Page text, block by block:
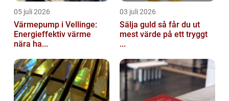
05 juli 2026
Värmepump i Vellinge:
Energieffektiv värme
nära ha...
03 juli 2026
Sälja guld så får du ut
mest värde på ett tryggt
...